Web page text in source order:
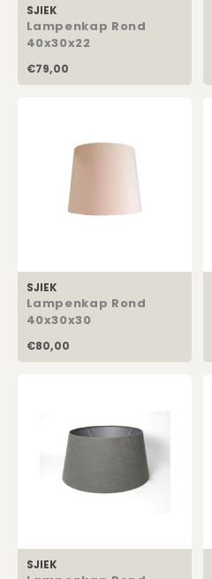
SJIEK
Lampenkap Rond
40x30x22
€79,00
SJIEK
Lampenkap Rond
40x30x30
€80,00
SJIEK